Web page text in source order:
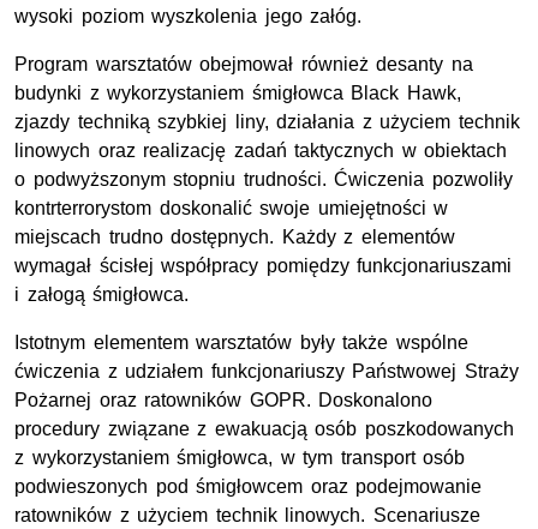
wysoki poziom wyszkolenia jego załóg.
Program warsztatów obejmował również desanty na
budynki z wykorzystaniem śmigłowca Black Hawk,
zjazdy techniką szybkiej liny, działania z użyciem technik
linowych oraz realizację zadań taktycznych w obiektach
o podwyższonym stopniu trudności. Ćwiczenia pozwoliły
kontrterrorystom doskonalić swoje umiejętności w
miejscach trudno dostępnych. Każdy z elementów
wymagał ścisłej współpracy pomiędzy funkcjonariuszami
i załogą śmigłowca.
Istotnym elementem warsztatów były także wspólne
ćwiczenia z udziałem funkcjonariuszy Państwowej Straży
Pożarnej oraz ratowników GOPR. Doskonalono
procedury związane z ewakuacją osób poszkodowanych
z wykorzystaniem śmigłowca, w tym transport osób
podwieszonych pod śmigłowcem oraz podejmowanie
ratowników z użyciem technik linowych. Scenariusze